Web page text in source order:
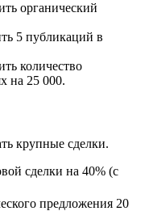
органический
5 публикаций в
количество
на 25 000.
крупные сделки.
сделки на 40% (с
предложения 20